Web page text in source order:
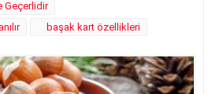
Geçerlidir
başak kart özellikleri